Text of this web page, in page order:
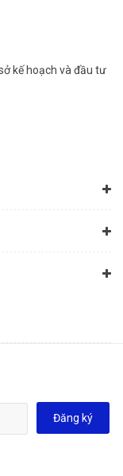
lỗ chân lông và
lượng sản phẩm
kế hoạch và đầu tư
Đăng ký